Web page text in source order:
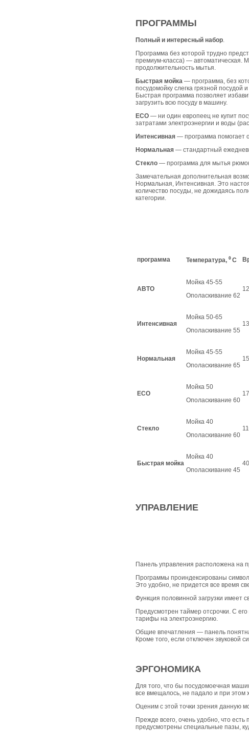
ПРОГРАММЫ
Полный и интересный набор
Программа без которой трудно
премиум-класса) — автоматическая.
продолжительность мытья.
Быстрая мойка — программа, без
посудомойку слегка грязной посудой
Быстрая программа позволяет
загрузить всю посуду в машину.
ECO — ни один европеец не купит
затратами электроэнергии и воды
Интенсивная — программа помогает
Нормальная — стандартный
Стекло — программа для мытья
Замечательная дополнительная
Нормальная, Интенсивная. Это
количество посуды, не дожидаясь
категории.
программа Температура, ⁰ С
АВТО
Мойка 45-55
Ополаскивание 62
Интенсивная
Мойка 50-65
Ополаскивание 55
Нормальная
Мойка 45-55
Ополаскивание 65
ЕСО
Мойка 50
Ополаскивание 60
Стекло
Мойка 40
Ополаскивание 60
Быстрая мойка
Мойка 40
Ополаскивание 45
40
УПРАВЛЕНИЕ
Панель управления расположена на
Программы проиндексированы
Это удобно, не придется все время
Функция половинной загрузки имеет
Предусмотрен таймер отсрочки. С
тарифы на электроэнергию.
Общие впечатления — панель
Кроме того, если отключен звуковой
ЭРГОНОМИКА
Для того, что бы посудомоечная
все вмещалось, не падало и при этом
Оценим с этой точки зрения данную
Прежде всего, очень удобно, что
предусмотрены специальные пазы,